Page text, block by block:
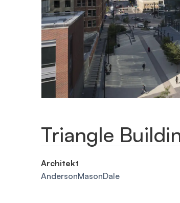
Triangle
Architekt
AndersonMasonDale